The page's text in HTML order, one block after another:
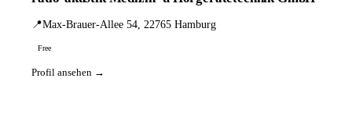
📍Max-Brauer-Allee 54, 22765 Hamburg
Free
Profil ansehen →